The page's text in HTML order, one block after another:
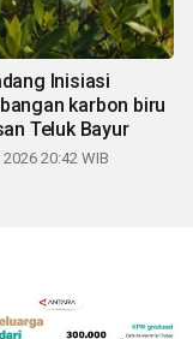
Inisiasi
karbon biru
Teluk Bayur
20:42 WIB